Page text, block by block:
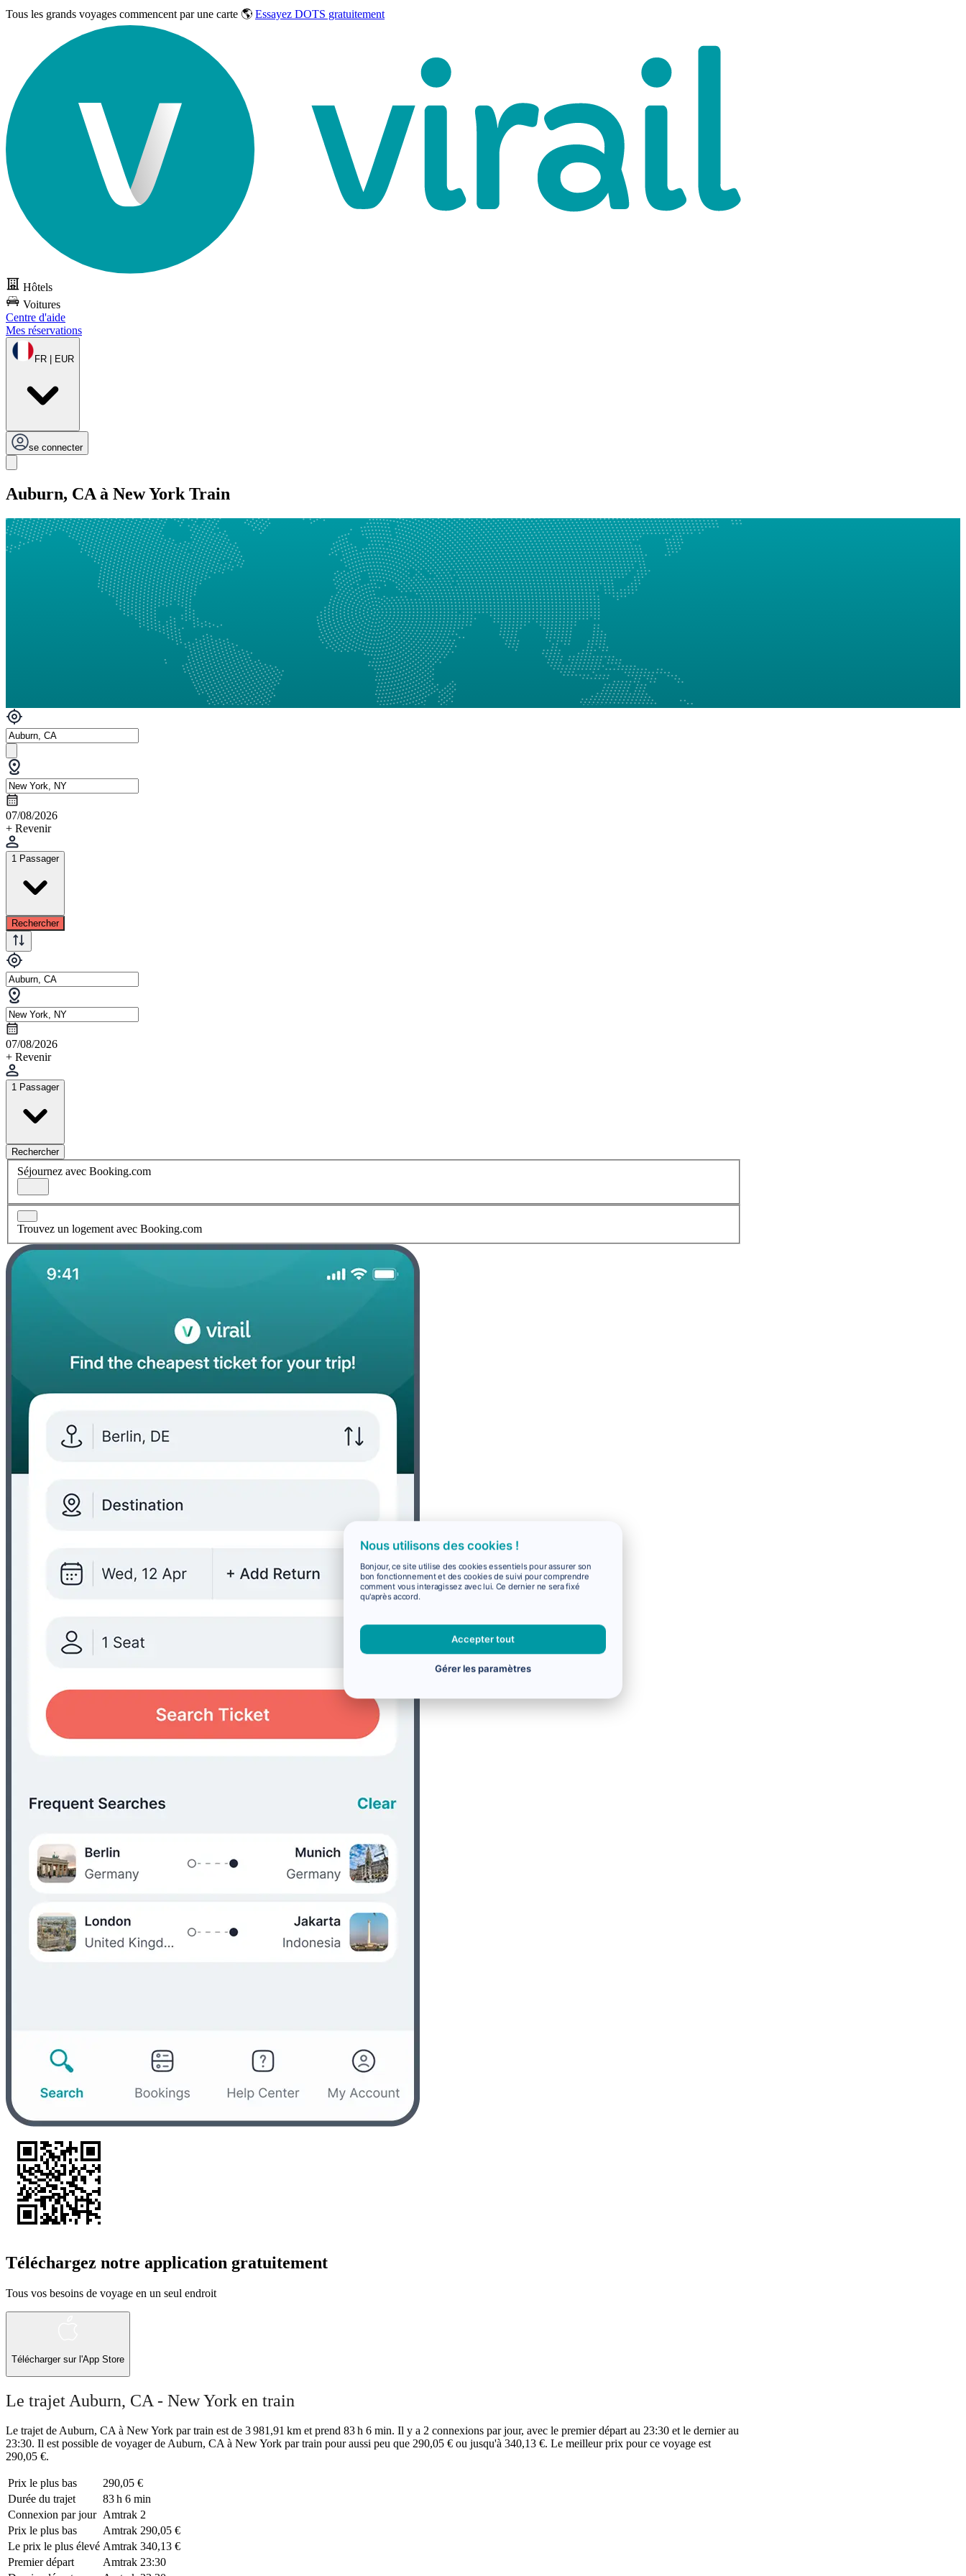
Tous les grands voyages commencent par une carte 🌎 Essayez DOTS gratuitement
Hôtels
Voitures
Centre d'aide
Mes réservations
FR | EUR
se connecter
Auburn, CA à New York Train
07/08/2026
+ Revenir
1 Passager
Rechercher
07/08/2026
+ Revenir
1 Passager
Rechercher
Séjournez avec Booking.com
Trouvez un logement avec Booking.com
Téléchargez notre application gratuitement
Tous vos besoins de voyage en un seul endroit
Télécharger sur l'App Store
Le trajet Auburn, CA - New York en train
Le trajet de Auburn, CA à New York par train est de 3 981,91 km et prend 83 h 6 min. Il y a 2 connexions par jour, avec le premier départ au 23:30 et le dernier au
23:30. Il est possible de voyager de Auburn, CA à New York par train pour aussi peu que 290,05 € ou jusqu'à 340,13 €. Le meilleur prix pour ce voyage est
290,05 €.
Prix ​​le plus bas
290,05 €
Durée du trajet
83 h 6 min
Connexion par jour Amtrak 2
Prix ​​le plus bas
Amtrak 290,05 €
Le prix le plus élevé Amtrak 340,13 €
Premier départ
Amtrak 23:30
Nous utilisons des cookies !
Bonjour, ce site utilise des cookies essentiels pour assurer son
bon fonctionnement et des cookies de suivi pour comprendre
comment vous interagissez avec lui. Ce dernier ne sera fixé
qu'après accord.
Accepter tout
Gérer les paramètres